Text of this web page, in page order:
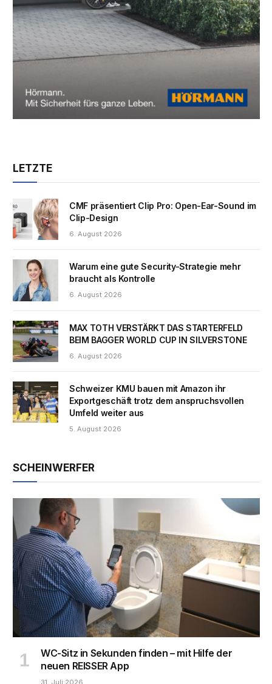
LETZTE
CMF präsentiert Clip Pro: Open-Ear-Sound im
Clip-Design
6. August 2026
Warum eine gute Security-Strategie mehr
braucht als Kontrolle
6. August 2026
MAX TOTH VERSTÄRKT DAS STARTERFELD
BEIM BAGGER WORLD CUP IN SILVERSTONE
6. August 2026
Schweizer KMU bauen mit Amazon ihr
Exportgeschäft trotz dem anspruchsvollen
Umfeld weiter aus
5. August 2026
SCHEINWERFER
WC-Sitz in Sekunden finden – mit Hilfe der
neuen REISSER App
31. Juli 2026